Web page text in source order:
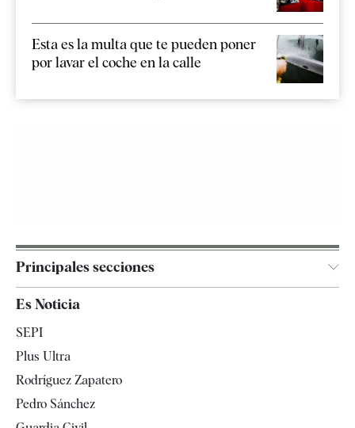
Esta es la multa que te pueden poner
por lavar el coche en la calle
Principales secciones
España
Televisión
Es Noticia
SEPI
Plus Ultra
Rodríguez Zapatero
Pedro Sánchez